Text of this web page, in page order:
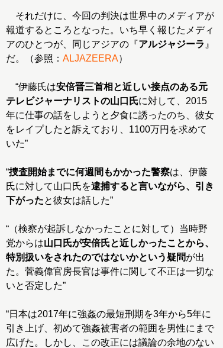
それだけに、今回の判決は世界中のメディアが
報道するところとなった。いち早く報じたメディ
アのひとつが、同じアジアの『アルジャジーラ 』
だ。（参照： ALJAZEERA）
“伊藤氏は安倍晋三首相と近しい接点のある元
テレビジャーナリストの山口氏に対して、2015
年に仕事の話をしようと夕食に誘ったのち、彼女
をレイプしたと訴えており、1100万円を求めて
いた”
“捜査開始までに何週間もかかった警察は、伊藤
氏に対して山口氏を逮捕すると言いながら、引き
下がったと彼女は話した”
“（検察が起訴しなかったことに対して）当時野
党からは山口氏が安倍氏と近しかったことから、
特別扱いをされたのではないかという疑問が出
た。菅義偉官房長官は事件に関して不正は一切な
いと否定した”
“日本は2017年に強姦の最短刑期を3年から5年に
引き上げ、初めて強姦被害者の範囲を男性にまで
広げた。しかし、この改正には議論の余地のない